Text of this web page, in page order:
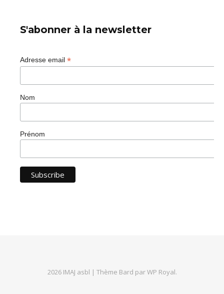
S'abonner à la newsletter
Adresse email *
Nom
Prénom
2026 IMAJ asbl | Thème Bard parWP Royal.